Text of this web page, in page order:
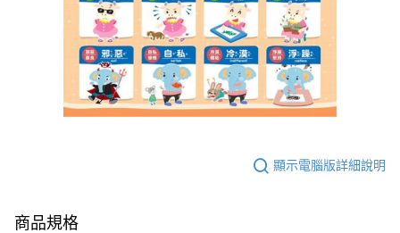
顯示電腦版詳細說明
商品規格